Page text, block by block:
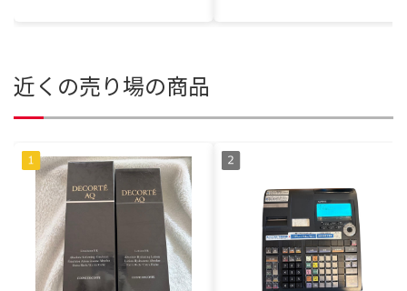
近くの売り場の商品